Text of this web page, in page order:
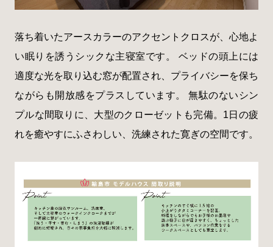
落ち着いたアースカラーのアクセントクロスが、心地よ
い眠りを誘うシックな主寝室です。 ベッドの頭上には
適度な光を取り込む窓が配置され、プライバシーを保ち
ながらも開放感をプラスしています。 無駄のないシン
プルな間取りに、大型のクローゼットも完備。1日の疲
れを癒やすにふさわしい、洗練された寛ぎの空間です。